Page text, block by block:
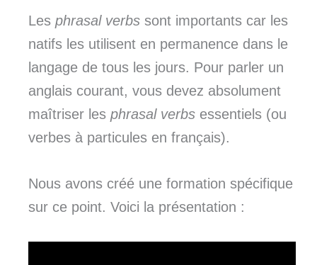
Les phrasal verbs sont importants car les
natifs les utilisent en permanence dans le
langage de tous les jours. Pour parler un
anglais courant, vous devez absolument
maîtriser les phrasal verbs essentiels (ou
verbes à particules en français).
Nous avons créé une formation spécifique
sur ce point. Voici la présentation :